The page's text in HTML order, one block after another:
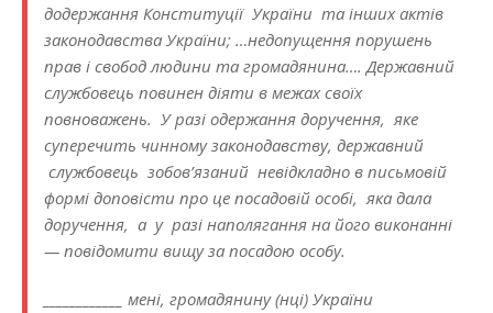
додержання Конституції України та інших актів
законодавства України; …недопущення порушень
прав і свобод людини та громадянина…. Державний
службовець повинен діяти в межах своїх
повноважень. У разі одержання доручення, яке
суперечить чинному законодавству, державний
службовець зобов’язаний невідкладно в письмовій
формі доповісти про це посадовій особі, яка дала
доручення, а у разі наполягання на його виконанні
— повідомити вищу за посадою особу.
____________ мені, громадянину (нці) України